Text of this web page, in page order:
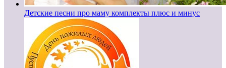
Детские песни про маму комплекты плюс и минус